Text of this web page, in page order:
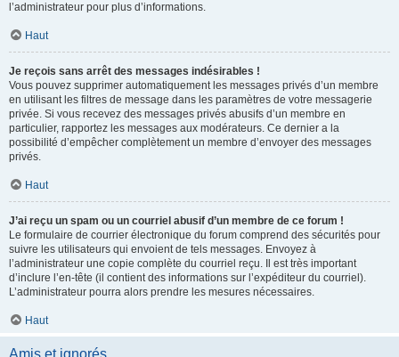
l’administrateur pour plus d’informations.
Haut
Je reçois sans arrêt des messages indésirables !
Vous pouvez supprimer automatiquement les messages privés d’un membre
en utilisant les filtres de message dans les paramètres de votre messagerie
privée. Si vous recevez des messages privés abusifs d’un membre en
particulier, rapportez les messages aux modérateurs. Ce dernier a la
possibilité d’empêcher complètement un membre d’envoyer des messages
privés.
Haut
J’ai reçu un spam ou un courriel abusif d’un membre de ce forum !
Le formulaire de courrier électronique du forum comprend des sécurités pour
suivre les utilisateurs qui envoient de tels messages. Envoyez à
l’administrateur une copie complète du courriel reçu. Il est très important
d’inclure l’en-tête (il contient des informations sur l’expéditeur du courriel).
L’administrateur pourra alors prendre les mesures nécessaires.
Haut
Amis et ignorés